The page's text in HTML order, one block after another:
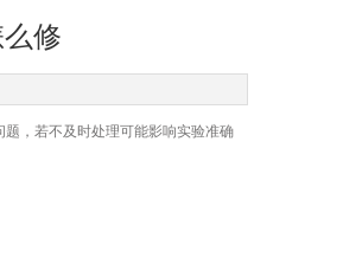
修
，若不及时处理可能影响实验准确